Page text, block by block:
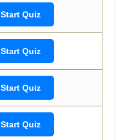
Start Quiz
Start Quiz
Start Quiz
Start Quiz